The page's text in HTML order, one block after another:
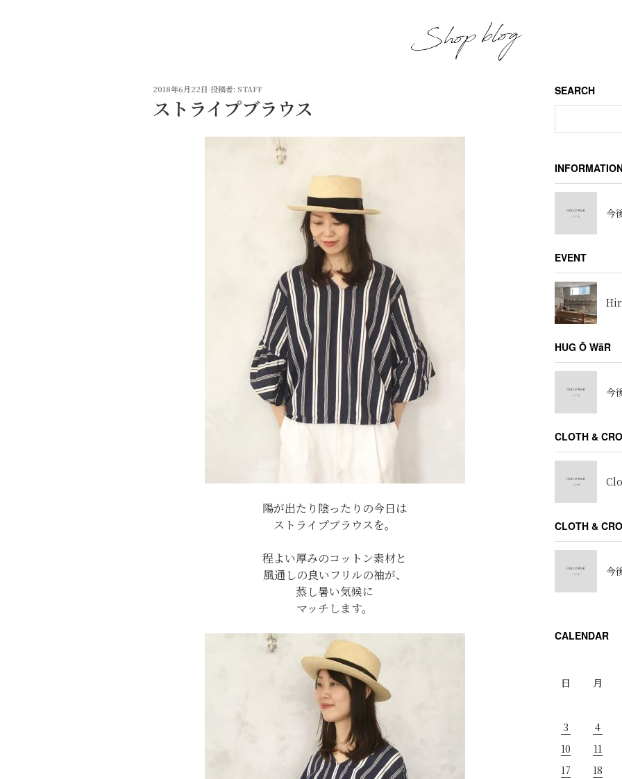
投
日:
2018年6月22日 投稿者: STAFF
ストライプブラウス
陽が出たり陰ったりの今日は
ストライプブラウスを。
程よい厚みのコットン素材と
風通しの良いフリルの袖が、
蒸し暑い気候に
マッチします。
SEARCH
今
EVENT
HUG Ō WäR
今
CLOTH &
CLOTH &
今
CALENDAR
日
月
3
4
10
11
17
18